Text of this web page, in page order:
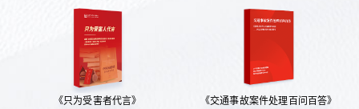
《只为受害者代言》 《交通事故案件处理百问百答》